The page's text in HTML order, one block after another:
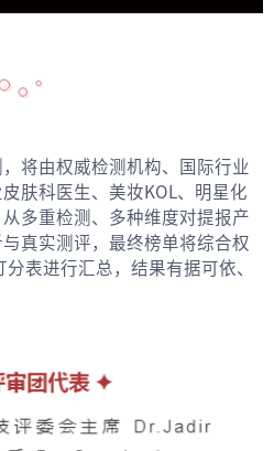
将由权威检测机构、国际行业
肤科医生、美妆KOL、明星化
多重检测、多种维度对提报产
真实测评，最终榜单将综合权
表进行汇总，结果有据可依、